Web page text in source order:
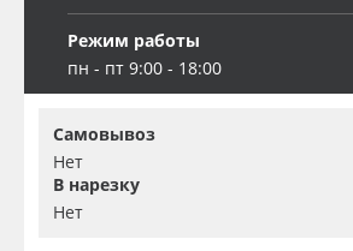
Режим работы
пн - пт 9:00 - 18:00
Самовывоз
Нет
В нарезку
Нет